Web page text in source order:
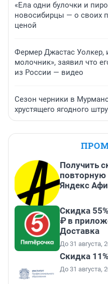
«Ела одни булочки и
новосибирцы — о своих
ценой
Фермер Джастас Уолкер,
молочник», заявил что
из России — видео
Сезон черники в
хрустящего ягодного
Получить
повторную
Яндекс
Скидка
₽ в
Доставка
До 31 августа,
Скидка
До 31 августа,